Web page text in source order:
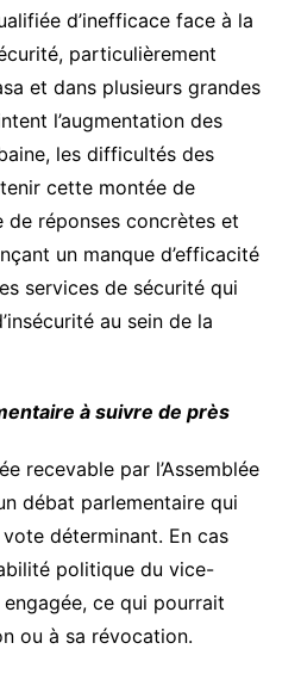
d’inefficace face à la
particulièrement
et dans plusieurs grandes
l’augmentation des
les difficultés des
cette montée de
de réponses concrètes et
un manque d’efficacité
services de sécurité qui
au sein de la
à suivre de près
recevable par l’Assemblée
débat parlementaire qui
déterminant. En cas
politique du vice-
ce qui pourrait
ou à sa révocation.